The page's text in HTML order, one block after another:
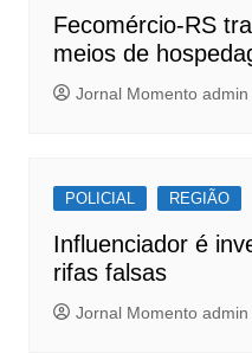
Fecomércio-RS
meios de
Jornal Momento admin
POLICIAL REGIÃO
Influenciador é
rifas falsas
Jornal Momento admin